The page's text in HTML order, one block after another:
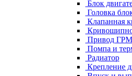
Блок
Головка
Клапанная
Привод ГРМ
Помпа и
Радиатор
Крепление